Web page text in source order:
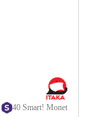
40 Smart! Monet